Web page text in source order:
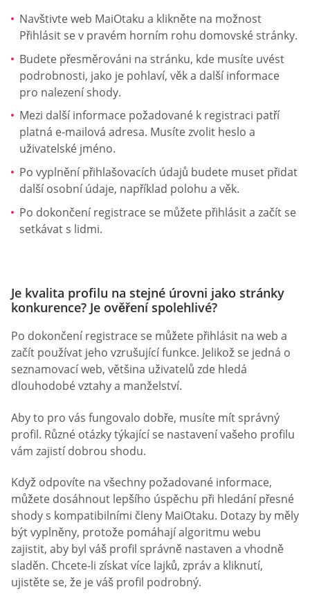
Navštivte web MaiOtaku a klikněte na možnost
Přihlásit se v pravém horním rohu domovské stránky.
Budete přesměrováni na stránku, kde musíte uvést
podrobnosti, jako je pohlaví, věk a další informace
pro nalezení shody.
Mezi další informace požadované k registraci patří
platná e-mailová adresa. Musíte zvolit heslo a
uživatelské jméno.
Po vyplnění přihlašovacích údajů budete muset přidat
další osobní údaje, například polohu a věk.
Po dokončení registrace se můžete přihlásit a začít se
setkávat s lidmi.
Je kvalita profilu na stejné úrovni jako stránky
konkurence? Je ověření spolehlivé?
Po dokončení registrace se můžete přihlásit na web a
začít používat jeho vzrušující funkce. Jelikož se jedná o
seznamovací web, většina uživatelů zde hledá
dlouhodobé vztahy a manželství.
Aby to pro vás fungovalo dobře, musíte mít správný
profil. Různé otázky týkající se nastavení vašeho profilu
vám zajistí dobrou shodu.
Když odpovíte na všechny požadované informace,
můžete dosáhnout lepšího úspěchu při hledání přesné
shody s kompatibilními členy MaiOtaku. Dotazy by měly
být vyplněny, protože pomáhají algoritmu webu
zajistit, aby byl váš profil správně nastaven a vhodně
sladěn. Chcete-li získat více lajků, zpráv a kliknutí,
ujistěte se, že je váš profil podrobný.